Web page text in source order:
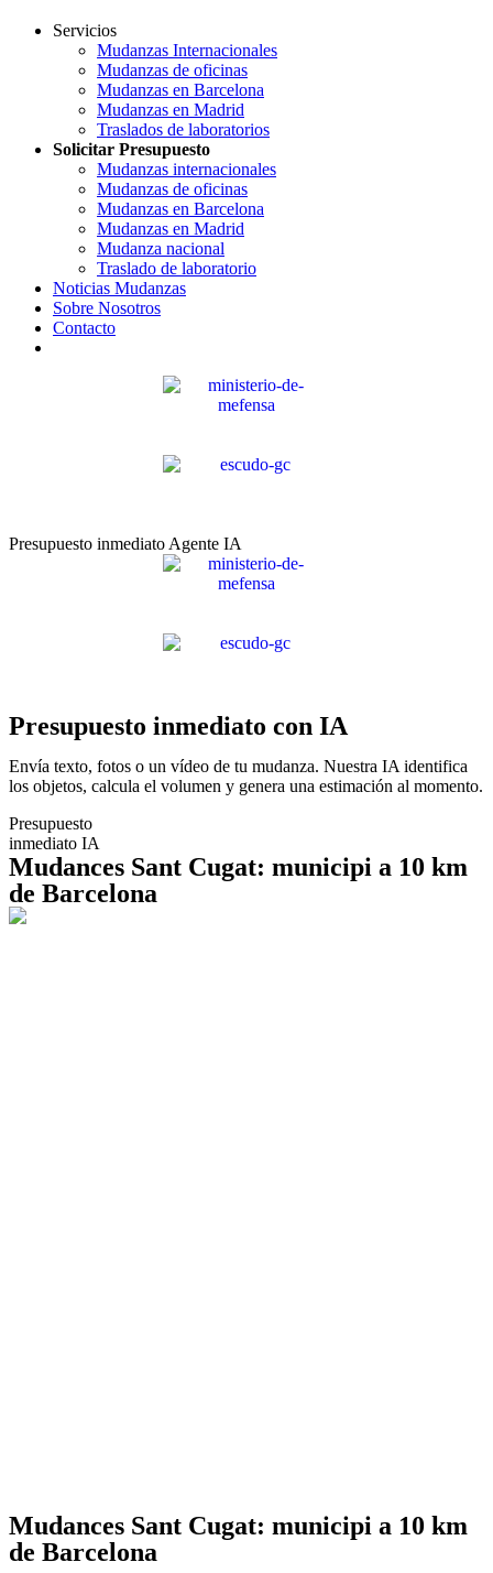
Servicios
Mudanzas Internacionales
Mudanzas de oficinas
Mudanzas en Barcelona
Mudanzas en Madrid
Traslados de laboratorios
Solicitar Presupuesto
Mudanzas internacionales
Mudanzas de oficinas
Mudanzas en Barcelona
Mudanzas en Madrid
Mudanza nacional
Traslado de laboratorio
Noticias Mudanzas
Sobre Nosotros
Contacto
Presupuesto inmediato Agente IA
Presupuesto inmediato con IA
Envía texto, fotos o un vídeo de tu mudanza. Nuestra IA identifica
los objetos, calcula el volumen y genera una estimación al momento.
Presupuesto
inmediato IA
Mudances Sant Cugat: municipi a 10 km
de Barcelona
Mudances Sant Cugat: municipi a 10 km
de Barcelona